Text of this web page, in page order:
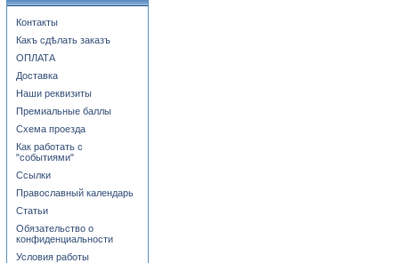
Контакты
Какъ сдѣлать заказъ
ОПЛАТА
Доставка
Наши реквизиты
Премиальные баллы
Схема проезда
Как работать с
"событиями"
Ссылки
Православный календарь
Статьи
Обязательство о
конфиденциальности
Условия работы